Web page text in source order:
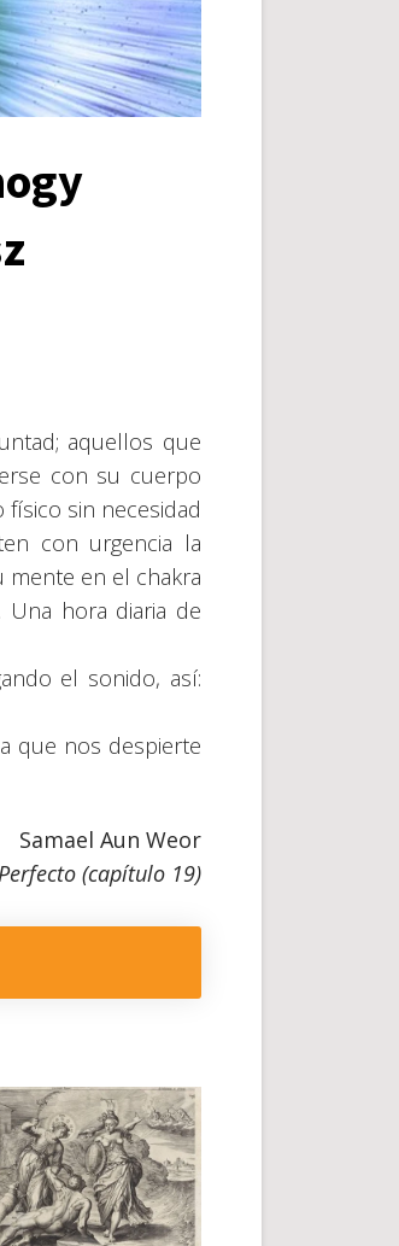
aquellos que
con su cuerpo
sin necesidad
con urgencia la
mente en el chakra
hora diaria de
el sonido, así:
que nos despierte
Samael Aun Weor
(capítulo 19)